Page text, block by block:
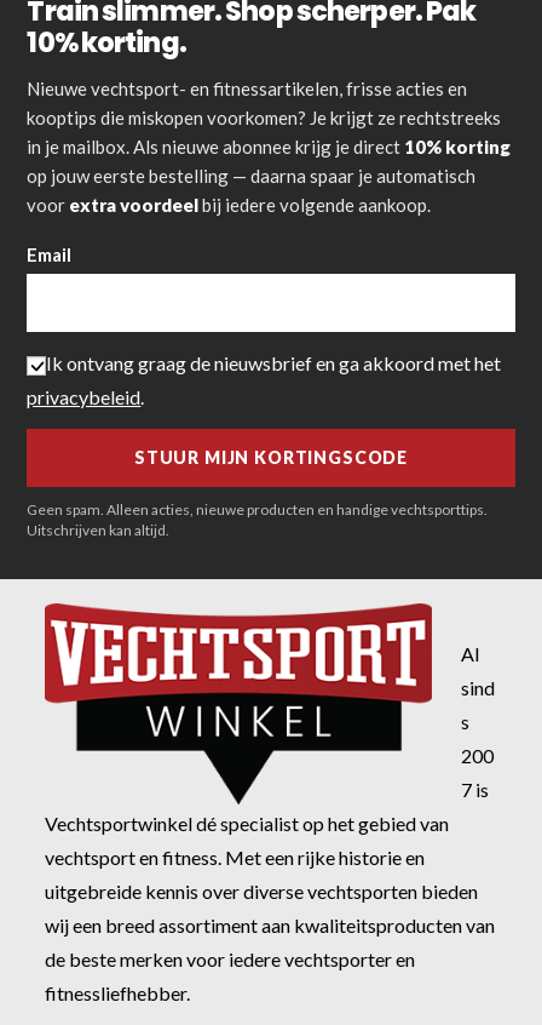
Train slimmer. Shop scherper. Pak
10% korting.
Nieuwe vechtsport- en fitnessartikelen, frisse acties en
kooptips die miskopen voorkomen? Je krijgt ze rechtstreeks
in je mailbox. Als nieuwe abonnee krijg je direct 10% korting
op jouw eerste bestelling — daarna spaar je automatisch
voor extra voordeelbij iedere volgende aankoop.
Email
Ik ontvang graag de nieuwsbrief en ga akkoord met het
privacybeleid
Geen spam. Alleen acties, nieuwe producten en handige vechtsporttips.
Uitschrijven kan altijd.
Al
sind
s
200
7 is
Vechtsportwinkel dé specialist op het gebied van
vechtsport en fitness. Met een rijke historie en
uitgebreide kennis over diverse vechtsporten bieden
wij een breed assortiment aan kwaliteitsproducten van
de beste merken voor iedere vechtsporter en
fitnessliefhebber.